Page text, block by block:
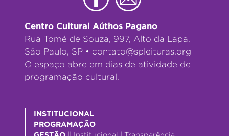
Centro Cultural Aúthos Pagano
Rua Tomé de Souza, 997, Alto da Lapa,
São Paulo, SP • contato@spleituras.org
O espaço abre em dias de atividade de
programação cultural.
INSTITUCIONAL
PROGRAMAÇÃO